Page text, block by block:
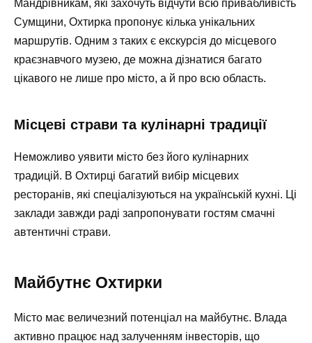
Мандрівникам, які захочуть відчути всю привабливість
Сумщини, Охтирка пропонує кілька унікальних
маршрутів. Одним з таких є екскурсія до місцевого
краєзнавчого музею, де можна дізнатися багато
цікавого не лише про місто, а й про всю область.
Місцеві страви та кулінарні традиції
Неможливо уявити місто без його кулінарних
традицій. В Охтирці багатий вибір місцевих
ресторанів, які спеціалізуються на українській кухні. Ці
заклади завжди раді запропонувати гостям смачні
автентичні страви.
Майбутнє Охтирки
Місто має величезний потенціал на майбутнє. Влада
активно працює над залученням інвесторів, що